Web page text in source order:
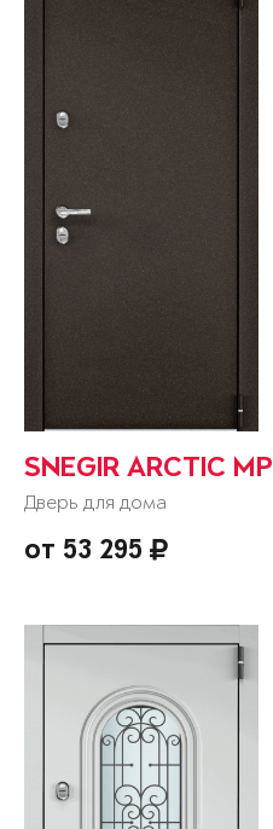
SNEGIR ARCTIC MP
Дверь для дома
от 53 295